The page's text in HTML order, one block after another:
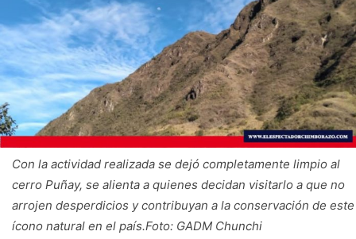
Con la actividad realizada se dejó completamente limpio al
cerro Puñay, se alienta a quienes decidan visitarlo a que no
arrojen desperdicios y contribuyan a la conservación de este
ícono natural en el país.Foto: GADM Chunchi